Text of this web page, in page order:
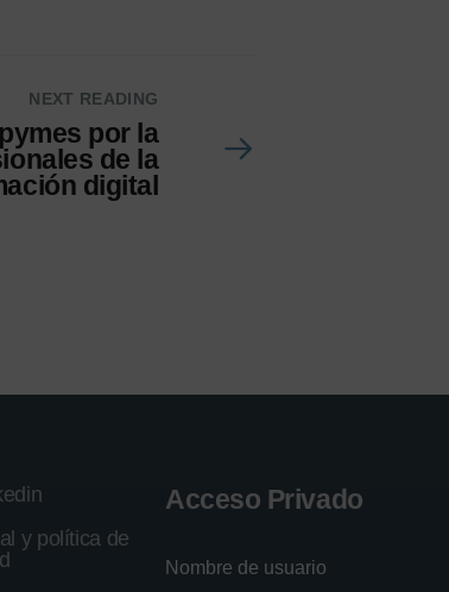
NEXT READING
por la
de la
digital
y política de
Acceso Privado
Nombre de usuario